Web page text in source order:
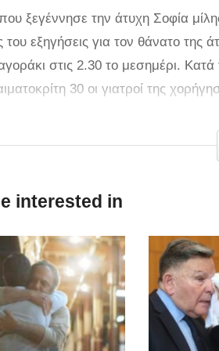
ξεγέννησε την άτυχη Σοφία
του εξηγήσεις για τον θάνατο
στις 2.30 το μεσημέρι.
30 οι γιατροί της
της έκαναν προσπάθειες
τεχνικού συμβούλου της
είχε μια σπάνια επιπλοκή
αδύνατη κι άρα έπρεπε
interested in